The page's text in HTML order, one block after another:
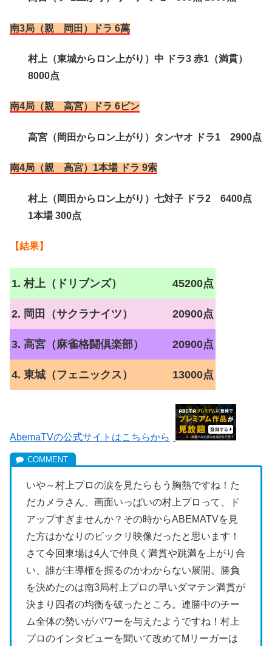
南3局（親 岡田）ドラ 6萬
村上（東城からロン上がり）中 ドラ3 赤1（満貫）
8000点
南4局（親 高宮）ドラ 6ピン
高宮（岡田からロン上がり）タンヤオ ドラ1 2900点
南4局（親 高宮）1本場 ドラ 9索
村上（岡田からロン上がり）七対子 ドラ2 6400点
1本場 300点
【結果】
1. 村上（ドリブンズ） 45200点
2. 岡田（サクラナイツ） 20900点
3. 高宮（麻雀格闘倶楽部） 20900点
4. 東城（フェニックス） 13000点
AbemaTVの公式サイトはこちらから
いや～村上プロの涙を見たらもう胸熱ですね！た
だカメラさん、画面いっぱいの村上プロって、ド
アップすぎませんか？その時からABEMATVを見
た方はかなりのビックリ映像だったと思います！
さて今回東場は4人で仲良く満貫や跳満を上がり合
い、誰が主導権を握るのかわからない展開。勝負
を決めたのは南3局村上プロの早いダマテン満貫が
決まり四者の均衡を破ったところ。連勝中のチー
ム全体の勢いがパワーを与えたようですね！村上
プロのインタビューを聞いて改めてMリーガーは